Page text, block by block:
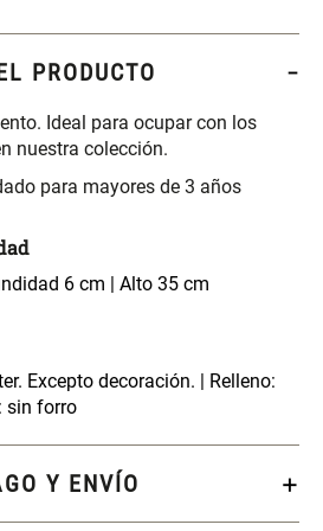
PRODUCTO
Ideal para ocupar con los
nuestra colección.
para mayores de 3 años
6 cm | Alto 35 cm
Excepto decoración. | Relleno:
sin forro
Y ENVÍO
240
Almohada Memory + Gel
S/ 124.00
80
Almohada Sensación Plumas
S/ 74.90
Set 2 Almohadas Hollow